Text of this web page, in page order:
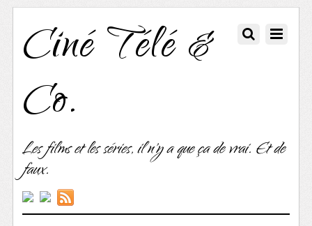
Ciné Télé &
Co.
Les films et les séries, il n'y a que ça de vrai. Et de
faux.